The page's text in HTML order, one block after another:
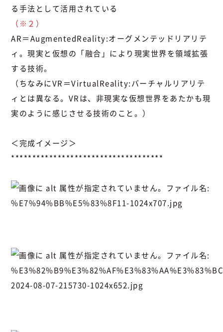
る手法として活用されている
（※２）
AR＝AugmentedReality:オーグメンテッドリアリテ
ィ。現実と仮想の「融合」により現実世界を領域拡張
する技術。
（ちなみにVR＝VirtualReality:バーチャルリアリテ
ィとは異なる。VRは、非現実な仮想世界をあたかも現
実のように感じさせる技術のこと。）
＜完成イメージ＞
************************************